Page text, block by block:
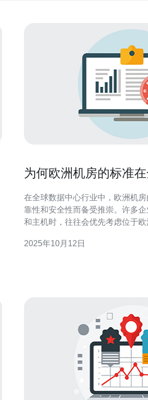
为何欧洲机房的标准
在全球数据中心行业中，欧洲机
靠性和安全性而备受推崇。许多
和主机时，往往会优先考虑位于
了从设备选型到环境控制、从安全
2025年10月12日